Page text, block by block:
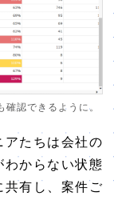
認できるように。
アたちは会社の
からない状態
有し、案件ご